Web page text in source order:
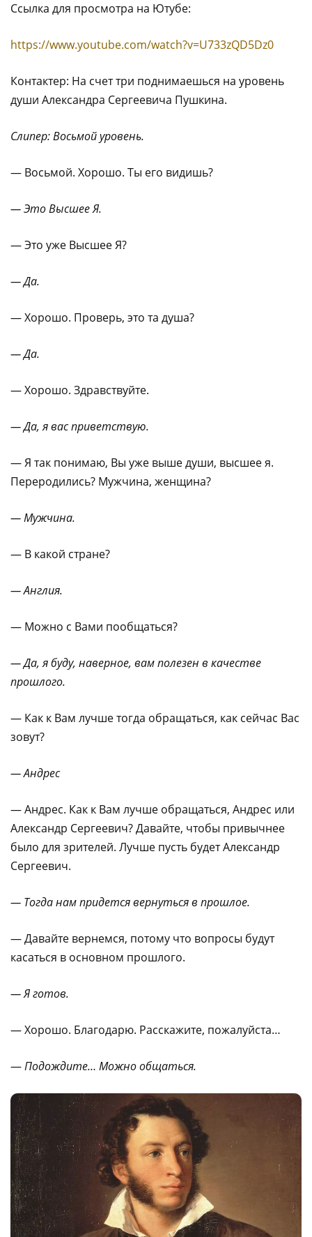
Ссылка для просмотра на Ютубе:
https://www.youtube.com/watch?v=U733zQD5Dz0
Контактер: На счет три поднимаешься на уровень
души Александра Сергеевича Пушкина.
Слипер: Восьмой уровень.
— Восьмой. Хорошо. Ты его видишь?
— Это Высшее Я.
— Это уже Высшее Я?
— Да.
— Хорошо. Проверь, это та душа?
— Да.
— Хорошо. Здравствуйте.
— Да, я вас приветствую.
— Я так понимаю, Вы уже выше души, высшее я.
Переродились? Мужчина, женщина?
— Мужчина.
— В какой стране?
— Англия.
— Можно с Вами пообщаться?
— Да, я буду, наверное, вам полезен в качестве
прошлого.
— Как к Вам лучше тогда обращаться, как сейчас Вас
зовут?
— Андрес
— Андрес. Как к Вам лучше обращаться, Андрес или
Александр Сергеевич? Давайте, чтобы привычнее
было для зрителей. Лучше пусть будет Александр
Сергеевич.
— Тогда нам придется вернуться в прошлое.
— Давайте вернемся, потому что вопросы будут
касаться в основном прошлого.
— Я готов.
— Хорошо. Благодарю. Расскажите, пожалуйста…
—Подождите… Можно общаться.